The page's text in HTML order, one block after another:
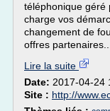
téléphonique géré
charge vos
changement de
offres partenaires...
Lire la suite
Date: 2017-04-24
Site : http://